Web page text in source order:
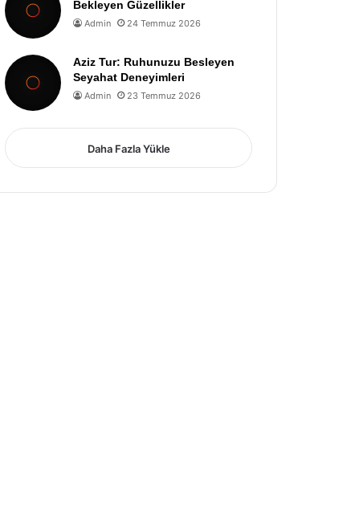
Bekleyen Güzellikler
Admin 24 Temmuz 2026
Aziz Tur: Ruhunuzu Besleyen
Seyahat Deneyimleri
Admin 23 Temmuz 2026
Daha Fazla Yükle